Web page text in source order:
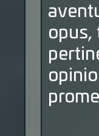
opus,